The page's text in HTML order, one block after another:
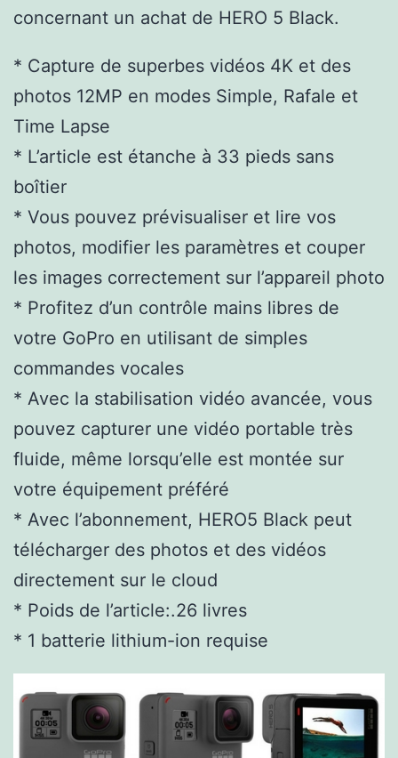
concernant un achat de HERO 5 Black.
* Capture de superbes vidéos 4K et des
photos 12MP en modes Simple, Rafale et
Time Lapse
* L’article est étanche à 33 pieds sans
boîtier
* Vous pouvez prévisualiser et lire vos
photos, modifier les paramètres et couper
les images correctement sur l’appareil photo
* Profitez d’un contrôle mains libres de
votre GoPro en utilisant de simples
commandes vocales
* Avec la stabilisation vidéo avancée, vous
pouvez capturer une vidéo portable très
fluide, même lorsqu’elle est montée sur
votre équipement préféré
* Avec l’abonnement, HERO5 Black peut
télécharger des photos et des vidéos
directement sur le cloud
* Poids de l’article:.26 livres
* 1 batterie lithium-ion requise